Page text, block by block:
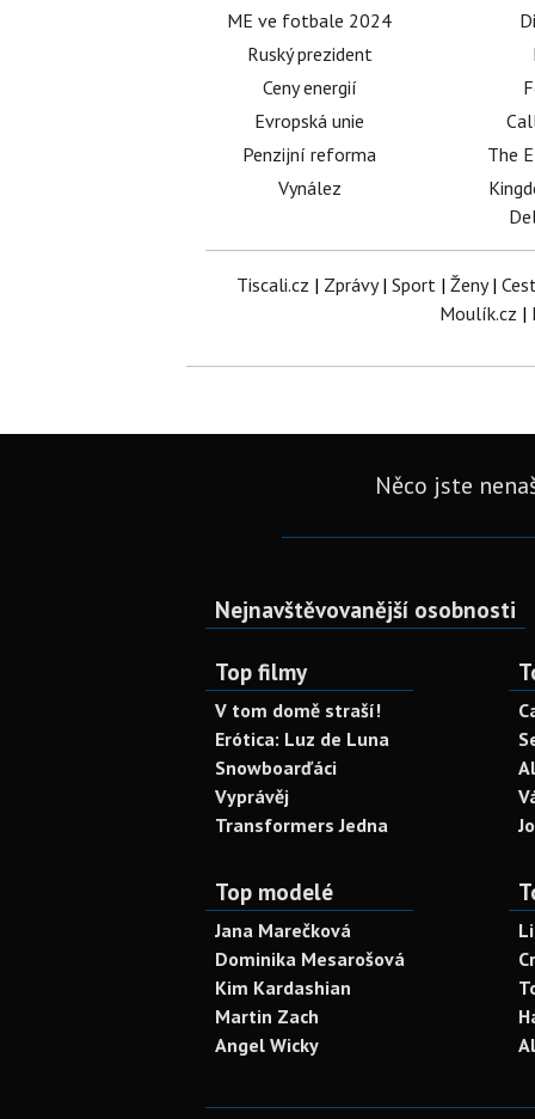
ME ve fotbale 2024
Ruský prezident
Ceny energií
Evropská unie
Penzijní reforma
Vynález
The
Tiscali.cz | Zprávy| Sport| Ženy|
Moulík.cz |
Něco jste
Nejnavštěvovanější osobnosti
Top filmy
V tom domě straší!
Erótica: Luz de Luna
Snowboarďáci
Vyprávěj
Transformers Jedna
Top modelé
Jana Marečková
Dominika Mesarošová
Kim Kardashian
Martin Zach
Angel Wicky